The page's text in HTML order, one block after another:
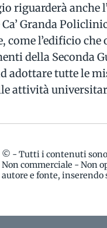
riguarderà anche
Granda
come l’edificio
della Seconda
adottare tutte le
attività
© - Tutti i contenuti sono
Non commerciale - Non
autore e fonte,